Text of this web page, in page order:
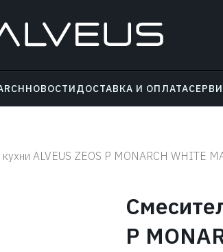
НОВОСТИДОСТАВКА И ОПЛАТА
ALVEUS ZEOS P MONARCH WHITE
P